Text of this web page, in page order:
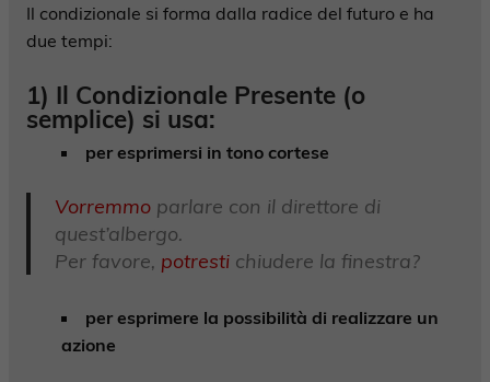
Il condizionale si forma dalla radice del futuro e ha
due tempi:
1) Il Condizionale Presente (o
semplice) si usa:
per esprimersi in tono cortese
Vorremmo parlare con il direttore di
quest’albergo.
Per favore, potresti chiudere la finestra?
per esprimere la possibilità di realizzare un
azione